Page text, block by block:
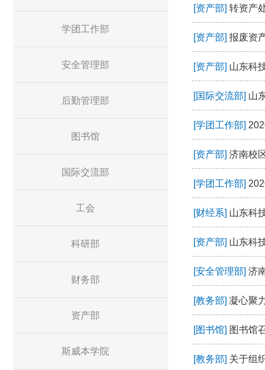
学团工作部
安全管理部
后勤管理部
图书馆
国际交流部
工会
科研部
财务部
资产部
斯威本学院
[资产部] 转资产
[资产部] 报废资
[资产部] 山东科
[国际交流部] 山
[学团工作部]
[资产部] 济南校
[学团工作部]
[财经系] 山东科
[资产部] 山东科
[安全管理部] 济
[教务部] 凝心聚
[图书馆] 图书馆
[教务部] 关于组